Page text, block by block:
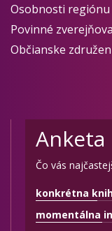
Osobnosti regiónu
Povinné
Občianske
Anketa
Čo vás
konkrétna
momentálna